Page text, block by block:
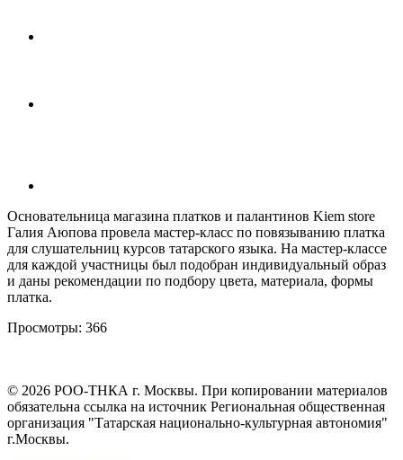
Основательница магазина платков и палантинов Kiem store
Галия Аюпова провела мастер-класс по повязыванию платка
для слушательниц курсов татарского языка. На мастер-классе
для каждой участницы был подобран индивидуальный образ
и даны рекомендации по подбору цвета, материала, формы
платка.
Просмотры: 366
© 2026 РОО-ТНКА г. Москвы. При копировании материалов
обязательна ссылка на источник Региональная общественная
организация "Татарская национально-культурная автономия"
г.Москвы.